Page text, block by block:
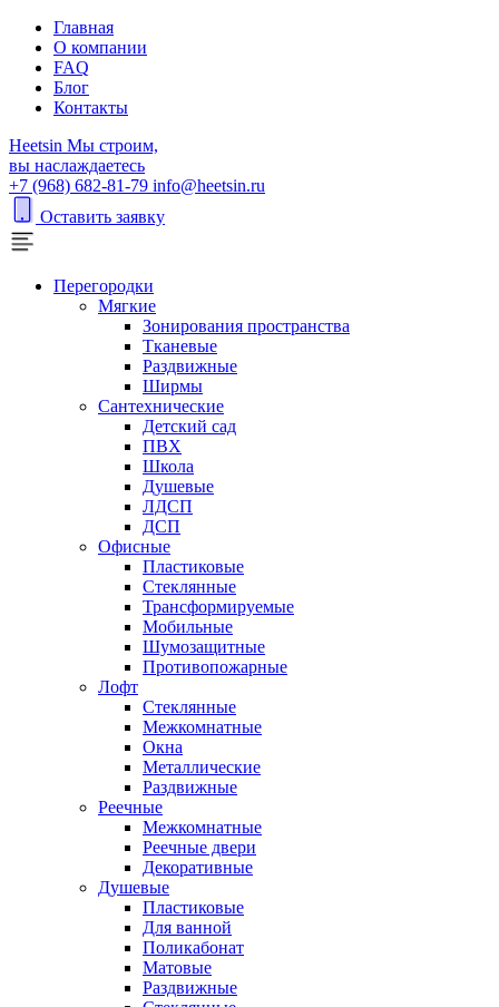
Главная
О компании
FAQ
Блог
Контакты
Heetsin Мы строим,
вы наслаждаетесь
+7 (968) 682-81-79 info@heetsin.ru
Оставить заявку
Перегородки
Мягкие
Зонирования пространства
Тканевые
Раздвижные
Ширмы
Сантехнические
Детский сад
ПВХ
Школа
Душевые
ЛДСП
ДСП
Офисные
Пластиковые
Стеклянные
Трансформируемые
Мобильные
Шумозащитные
Противопожарные
Лофт
Стеклянные
Межкомнатные
Окна
Металлические
Раздвижные
Реечные
Межкомнатные
Реечные двери
Декоративные
Душевые
Пластиковые
Для ванной
Поликабонат
Матовые
Раздвижные